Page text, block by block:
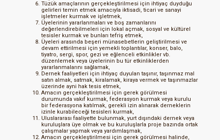
Tüzük amaçlarının gerçekleştirilmesi için ihtiyaç duyduğu
gelirleri temin etmek amacıyla iktisadi, ticari ve sanayi
işletmeler kurmak ve işletmek,
Üyelerinin yararlanmaları ve boş zamanlarını
değerlendirebilmeleri için lokal açmak, sosyal ve kültürel
tesisler kurmak ve bunları tefriş etmek,
Üyeleri arasında beşeri münasebetlerin geliştirilmesi ve
devam ettirilmesi için yemekli toplantılar, konser, balo,
tiyatro, sergi, spor, gezi ve eğlenceli etkinlikler vb.
düzenlemek veya üyelerinin bu tür etkinliklerden
yararlanmalarını sağlamak,
Dernek faaliyetleri için ihtiyaç duyulan taşınır, taşınmaz mal
satın almak, satmak, kiralamak, kiraya vermek ve taşınmazlar
üzerinde ayni hak tesis etmek,
Amacın gerçekleştirilmesi için gerek görülmesi
durumunda vakıf kurmak, federasyon kurmak veya kurulu
bir federasyona katılmak, gerekli izin alınarak derneklerin
izinle kurabileceği tesisleri kurmak,
Uluslararası faaliyette bulunmak, yurt dışındaki dernek veya
kuruluşlara üye olmak ve bu kuruluşlarla proje bazında ortak
çalışmalar yapmak veya yardımlaşmak,
Amacın gerçekleştirilmesi için gerek görülmesi halinde,